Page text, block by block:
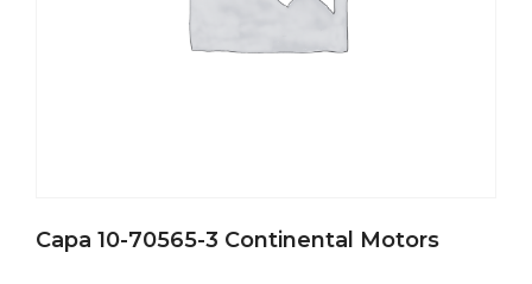
Capa 10-70565-3 Continental Motors